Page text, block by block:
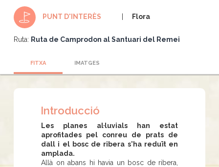
PUNT D'INTERÈS Flora
Ruta: Ruta de Camprodon al Santuari del Remei
FITXA IMATGES
Introducció
Les planes al·luvials han estat
aprofitades pel conreu de prats de
dall i el bosc de ribera s'ha reduït en
amplada.
Allà on abans hi havia un bosc de ribera,